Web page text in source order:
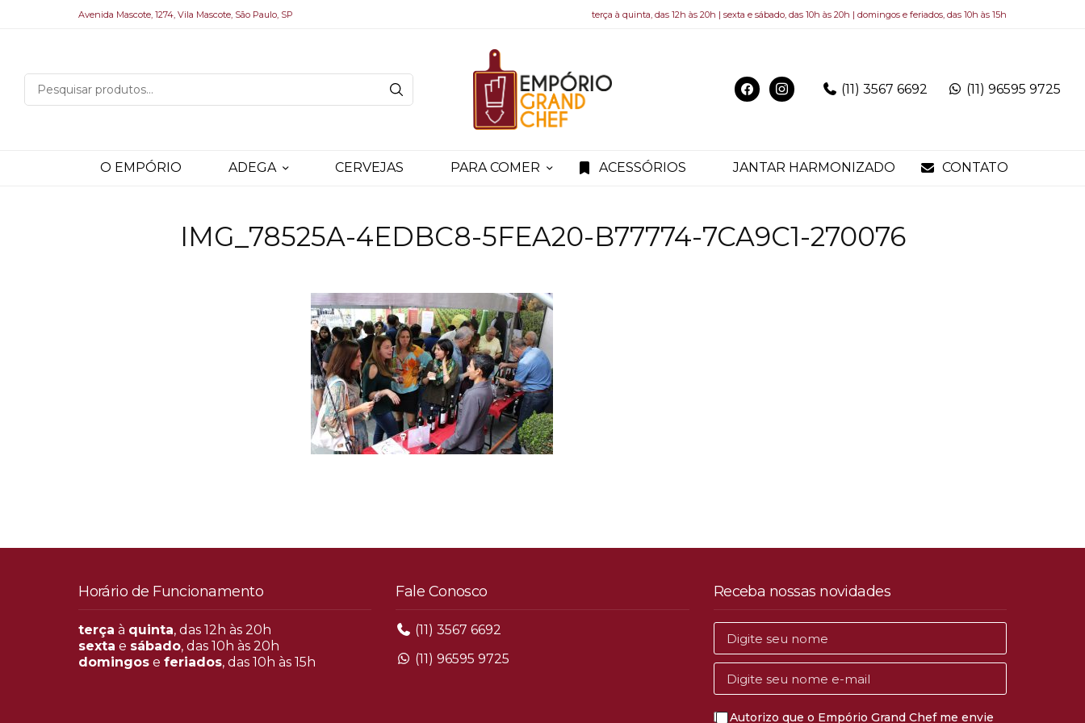
Avenida Mascote, 1274, Vila Mascote, São Paulo, SP terça à quinta, das 12h às 20h | sexta e sábado, das 10h às 20h | domingos e feriados, das 10h às 15h
(11) 3567 6692 (11) 96595 9725
O EMPÓRIO ADEGA CERVEJAS PARA COMER ACESSÓRIOS JANTAR HARMONIZADO CONTATO
IMG_78525A-4EDBC8-5FEA20-B77774-7CA9C1-270076
Horário de Funcionamento
terça à quinta, das 12h às 20h
sexta e sábado, das 10h às 20h
domingos eferiados, das 10h às 15h
Fale Conosco
(11) 3567 6692
(11) 96595 9725
Receba nossas novidades
Autorizo que o Empório Grand Chef me envie